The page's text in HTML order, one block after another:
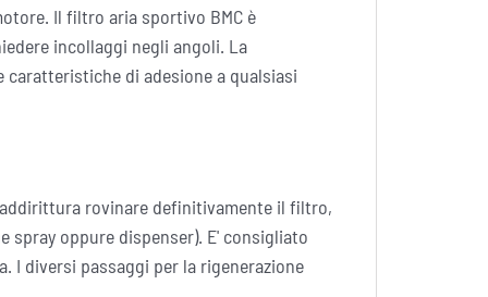
Il filtro aria sportivo BMC è
incollaggi negli angoli. La
di adesione a qualsiasi
rovinare definitivamente il filtro,
spray oppure dispenser). E' consigliato
I diversi passaggi per la rigenerazione